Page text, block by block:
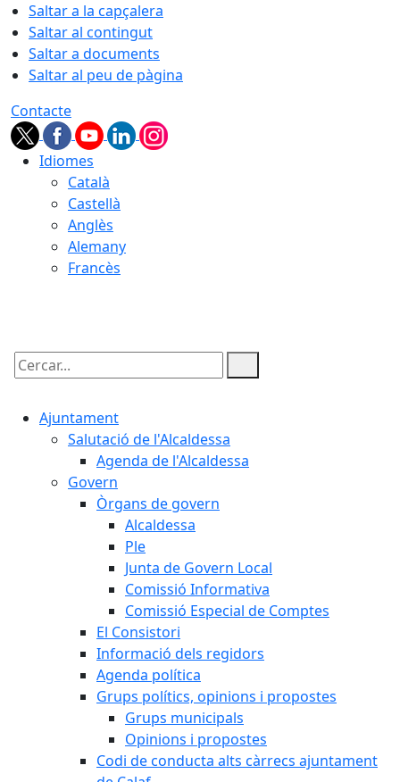
Saltar a la capçalera
Saltar al contingut
Saltar a documents
Saltar al peu de pàgina
Contacte
Idiomes
Català
Castellà
Anglès
Alemany
Francès
Cercar:
Ajuntament
Salutació de l'Alcaldessa
Agenda de l'Alcaldessa
Govern
Òrgans de govern
Alcaldessa
Ple
Junta de Govern Local
Comissió Informativa
Comissió Especial de Comptes
El Consistori
Informació dels regidors
Agenda política
Grups polítics, opinions i propostes
Grups municipals
Opinions i propostes
Codi de conducta alts càrrecs ajuntament